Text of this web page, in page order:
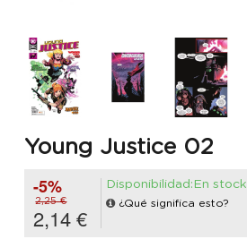
Young Justice 02
-5%
2,25 €
2,14 €
Disponibilidad:En stock
¿Qué significa esto?